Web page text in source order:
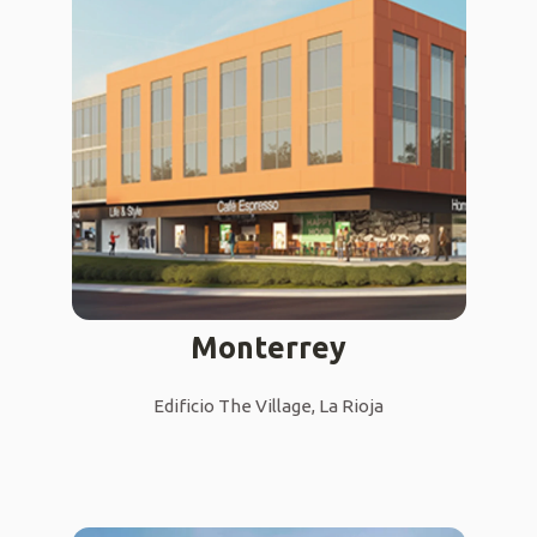
Monterrey
Edificio The Village, La Rioja